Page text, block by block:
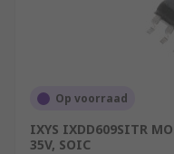
Op voorraad
IXYS IXDD609SITR
35V, SOIC